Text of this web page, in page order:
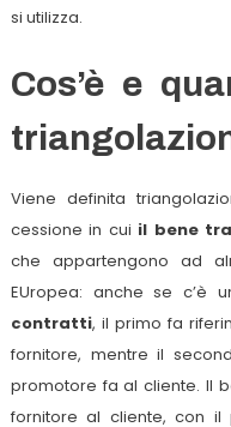
si utilizza.
Cos’è e
Viene definita
cessione in cui il bene
che appartengono ad
EUropea: anche se c’è
contratti, il primo fa
fornitore, mentre il
promotore fa al cliente. Il
fornitore al cliente, con